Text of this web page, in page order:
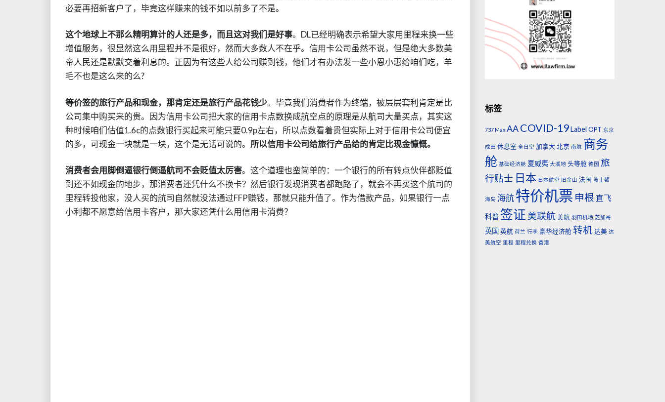
必要再招新客户了，毕竟这样赚来的钱不如以前多了不是。
这个地球上不那么精明算计的人还是多，而且这对我们是好事。DL已经明确表示希望大家用里程来换一些
增值服务，很显然这么用里程并不是很好，然而大多数人不在乎。信用卡公司虽然不说，但是绝大多数美
帝人民还是默默交着利息的。正因为有这些人给公司赚到钱，他们才有办法发一些小恩小惠给咱们吃，羊
毛不也是这么来的么?
等价签的旅行产品和现金，那肯定还是旅行产品花钱少。毕竟我们消费者作为终端，被层层套利肯定是比
公司集中购买来的贵。因为信用卡公司把大家的信用卡点数换成航空点的原理是从航司大量买点，其实这
种时候咱们估值1.6c的点数银行买起来可能只要0.9p左右，所以点数看着贵但实际上对于信用卡公司便宜
的多，可现金一块就是一块，这个是无话可说的。 所以信用卡公司给旅行产品给的肯定比现金慷慨。
消费者会用脚倒逼银行倒逼航司不会贬值太厉害。这个道理也蛮简单的：一个银行的所有转点伙伴都贬值
到还不如现金的地步，那消费者还凭什么不换卡？然后银行发现消费者都跑路了，就会不再买这个航司的
里程转投他家，没人买的航司自然就没法通过FFP赚钱，那就只能升值了。作为借款产品，如果银行一点
小利都不愿意给信用卡客户，那大家还凭什么用信用卡消费？
标签
737 Max AA COVID-19 Label OPT 东京
成田 休息室 全日空 加拿大 北京 南航 商务
舱 基础经济舱 夏威夷 大溪地 头等舱 德国 旅
行贴士 日本 日本航空 旧金山 法国 波士顿
海岛 海航 特价机票 申根 直飞
科普 签证 美联航 美航 羽田机场 芝加哥
英国 英航 荷兰 行李 豪华经济舱 转机 达美 达
美航空 里程 里程兑换 香港